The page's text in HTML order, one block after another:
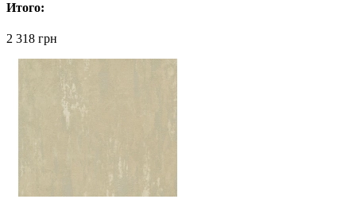
Итого:
2 318 грн